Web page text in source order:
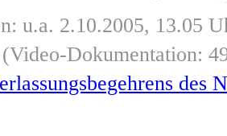
u.a. 2.10.2005, 13.05
Dokumentation:
des